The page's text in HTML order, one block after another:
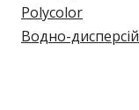
Polycolor
Водно-